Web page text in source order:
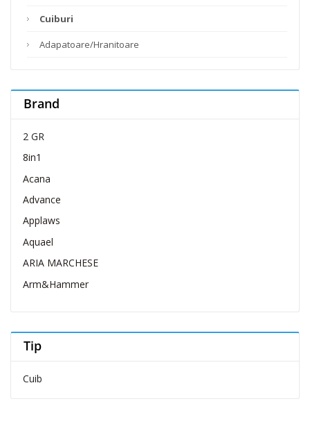
Cuiburi
Adapatoare/hranitoare
Brand
2 GR
8in1
Acana
Advance
Applaws
Aquael
ARIA MARCHESE
Arm&Hammer
Bellovero
Tip
Cuib